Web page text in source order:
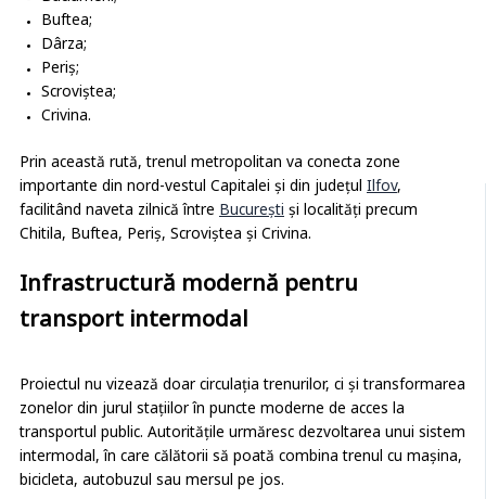
Buftea;
Dârza;
Periș;
Scroviștea;
Crivina.
Prin această rută, trenul metropolitan va conecta zone
importante din nord-vestul Capitalei și din județul Ilfov,
facilitând naveta zilnică între București și localități precum
Chitila, Buftea, Periș, Scroviștea și Crivina.
Infrastructură modernă pentru
transport intermodal
Proiectul nu vizează doar circulația trenurilor, ci și transformarea
zonelor din jurul stațiilor în puncte moderne de acces la
transportul public. Autoritățile urmăresc dezvoltarea unui sistem
intermodal, în care călătorii să poată combina trenul cu mașina,
bicicleta, autobuzul sau mersul pe jos.